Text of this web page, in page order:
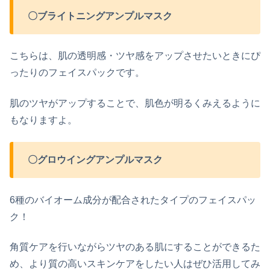
〇ブライトニングアンプルマスク
こちらは、肌の透明感・ツヤ感をアップさせたいときにぴ
ったりのフェイスパックです。
肌のツヤがアップすることで、肌色が明るくみえるように
もなりますよ。
〇グロウイングアンプルマスク
6種のバイオーム成分が配合されたタイプのフェイスパッ
ク！
角質ケアを行いながらツヤのある肌にすることができるた
め、より質の高いスキンケアをしたい人はぜひ活用してみ